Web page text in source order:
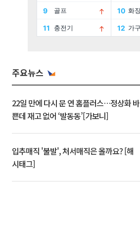
주요뉴스
22일 만에 다시 문 연 홈플러스…정상화 바
쁜데 재고 없어 ‘발동동’[가보니]
입추매직 '불발', 처서매직은 올까요? [해
시태그]